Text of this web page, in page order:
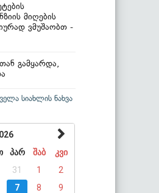
მიღების
ვმუშაობთ -
გამყარდა,
სიახლის ნახვა
პარ შაბ
კვი
31 1
2
7 8
9